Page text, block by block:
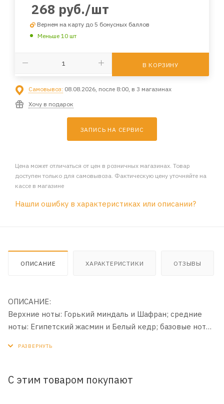
268 руб./шт
Вернем на карту до 5 бонусных баллов
Меньше 10 шт
В КОРЗИНУ
Самовывоз: 08.08.2026, после 8:00, в 3 магазинах
Хочу в подарок
ЗАПИСЬ НА СЕРВИС
Цена может отличаться от цен в розничных магазинах. Товар
доступен только для самовывоза. Фактическую цену уточняйте на
кассе в магазине
Нашли ошибку в характеристиках или описании?
ОПИСАНИЕ ХАРАКТЕРИСТИКИ ОТЗЫВЫ
ОПИСАНИЕ:
Верхние ноты: Горький миндаль и Шафран; средние
ноты: Египетский жасмин и Белый кедр; базовые ноты:
производителей.
С этим товаром покупают